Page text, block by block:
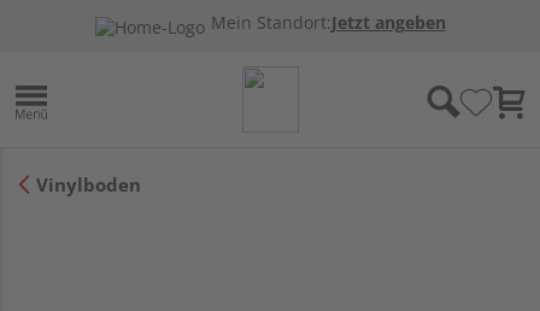
Mein Standort:Jetzt angeben
Vinylboden